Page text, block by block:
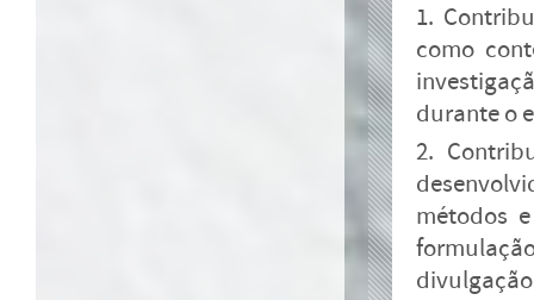
1.
como
durante o
2.
métodos